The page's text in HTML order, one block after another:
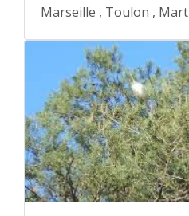
Marseille , Toulon ,